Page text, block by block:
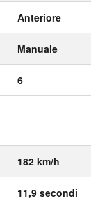
Anteriore
Manuale
6
182 km/h
11,9 secondi